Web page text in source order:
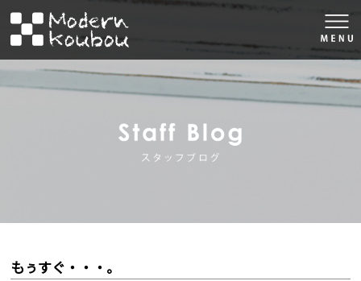
株式会社モダン工房
もぅすぐ・・・。